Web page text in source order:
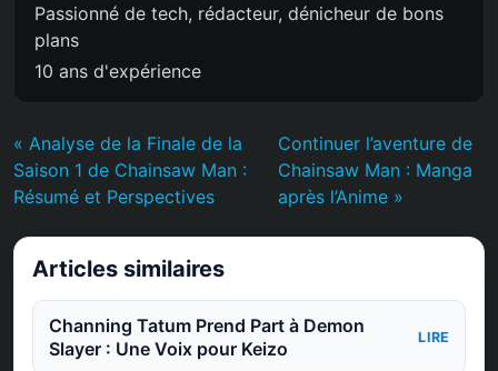
Passionné de tech, rédacteur, dénicheur de bons
plans
10 ans d'expérience
« Analyse de la Finale de la
Saison 1 de Chainsaw Man :
Résumé et Perspectives
Continuer l’aventure de
Chainsaw Man : Manga
après l’Anime »
Articles similaires
Channing Tatum Prend Part à Demon
Slayer : Une Voix pour Keizo
LIRE